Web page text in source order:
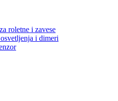
roletne i zavese
i dimeri